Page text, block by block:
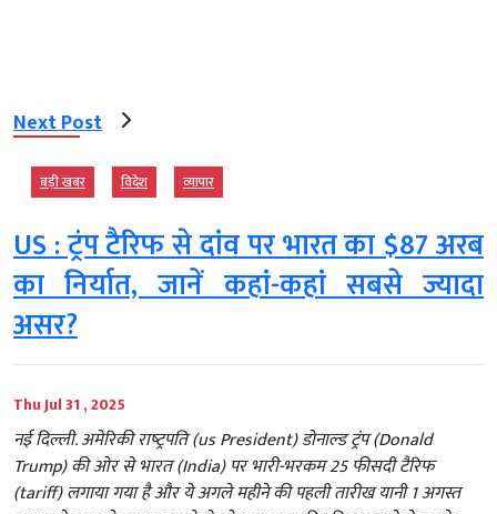
Next Post
बड़ी खबर विदेश व्‍यापार
US : ट्रंप टैरिफ से दांव पर भारत का $87 अरब
का निर्यात, जानें कहां-कहां सबसे ज्यादा
असर?
Thu Jul 31 , 2025
नई दिल्ली. अमेरिकी राष्‍ट्रपति (us President) डोनाल्‍ड ट्रंप (Donald
Trump) की ओर से भारत (India) पर भारी-भरकम 25 फीसदी टैरिफ
(tariff) लगाया गया है और ये अगले महीने की पहली तारीख यानी 1 अगस्त